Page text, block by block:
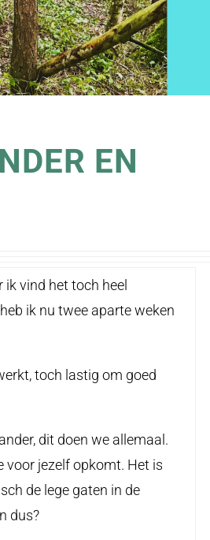
EN
ik vind het toch heel
ik nu twee aparte weken
toch lastig om goed
dit doen we allemaal.
voor jezelf opkomt. Het is
de lege gaten in de
dus?